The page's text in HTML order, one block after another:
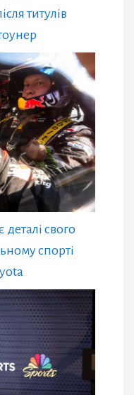
титулів
свого
спорті